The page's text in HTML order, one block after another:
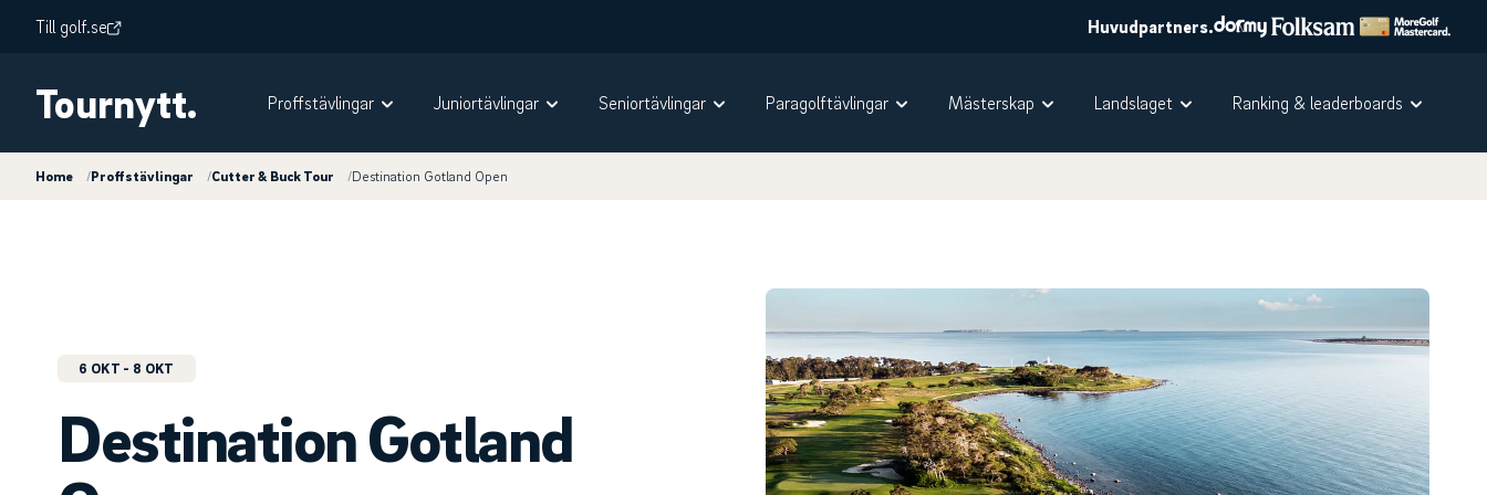
Till golf.se Huvudpartners.
Tournytt. Proffstävlingar Juniortävlingar Seniortävlingar Paragolftävlingar Mästerskap Landslaget Ranking & leaderboards
Home /Proffstävlingar /Cutter & Buck Tour /Destination Gotland Open
6 OKT - 8 OKT
Destination Gotland